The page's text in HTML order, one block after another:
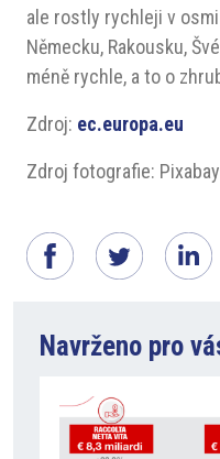
ale rostly rychleji v
Německu, Rakousku,
méně rychle, a to o
Zdroj: ec.europa.eu
Zdroj fotografie: Pixabay
Navrženo pro